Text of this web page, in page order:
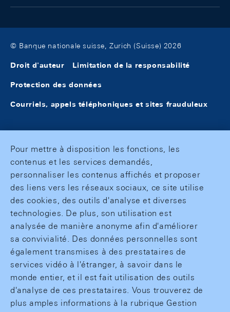
© Banque nationale suisse, Zurich (Suisse) 2026
Droit d'auteur Limitation de la responsabilité
Protection des données
Courriels, appels téléphoniques et sites frauduleux
Pour mettre à disposition les fonctions, les
contenus et les services demandés,
personnaliser les contenus affichés et proposer
des liens vers les réseaux sociaux, ce site utilise
des cookies, des outils d'analyse et diverses
technologies. De plus, son utilisation est
analysée de manière anonyme afin d'améliorer
sa convivialité. Des données personnelles sont
également transmises à des prestataires de
services vidéo à l'étranger, à savoir dans le
monde entier, et il est fait utilisation des outils
d'analyse de ces prestataires. Vous trouverez de
plus amples informations à la rubrique Gestion